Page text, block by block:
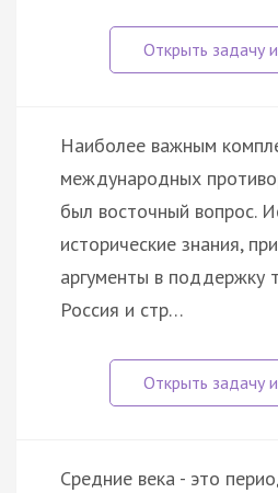
Наиболее важным
международных
был восточный вопрос.
исторические знания,
аргументы в поддержку
Россия и стр…
Средние века - это